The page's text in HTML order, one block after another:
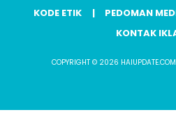
KODE ETIK
PEDOMAN
KONTAK
COPYRIGHT © 2026